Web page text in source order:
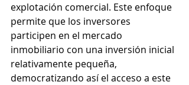
explotación comercial. Este enfoque
permite que los inversores
participen en el mercado
inmobiliario con una inversión inicial
relativamente pequeña,
democratizando así el acceso a este